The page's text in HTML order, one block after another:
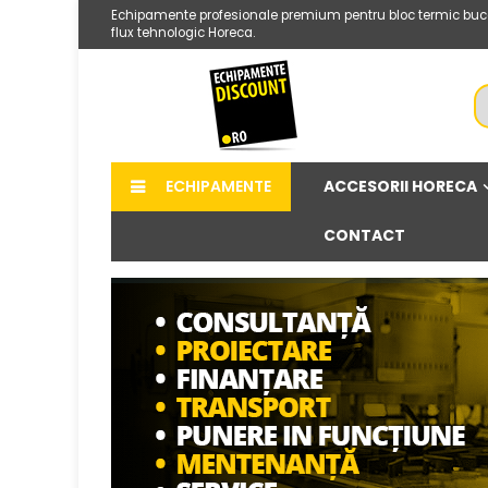
Echipamente profesionale premium pentru bloc termic
flux tehnologic Horeca.
ECHIPAMENTE ACCESORII HORECA
CONTACT